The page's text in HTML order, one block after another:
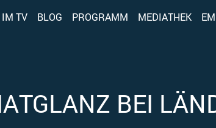
TV BLOG PROGRAMM MEDIATHEK
BEI